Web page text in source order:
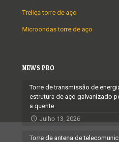
Treliça torre de aço
Microondas torre de aço
NEWS PRO
Torre de transmissão de
estrutura de aço galvanizado
a quente
Julho 13, 2026
Torre de antena de